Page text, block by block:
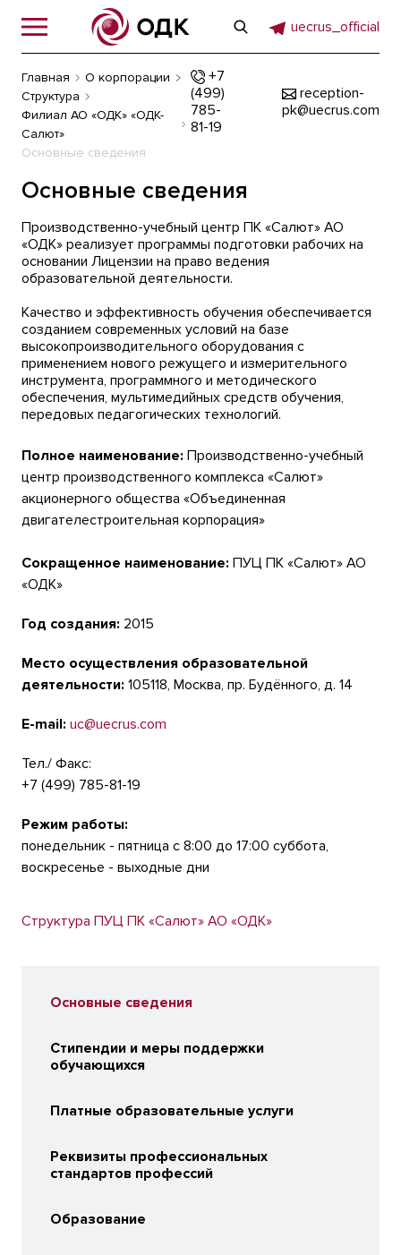
uecrus_official
Главная
О корпорации
Структура
Филиал АО «ОДК» «ОДК-
Салют»
Основные сведения
+7
(499)
785-
81-19
reception-
pk@uecrus.com
Основные сведения
Производственно-учебный центр ПК «Салют» АО
«ОДК» реализует программы подготовки рабочих на
основании Лицензии на право ведения
образовательной деятельности.
Качество и эффективность обучения обеспечивается
созданием современных условий на базе
высокопроизводительного оборудования с
применением нового режущего и измерительного
инструмента, программного и методического
обеспечения, мультимедийных средств обучения,
передовых педагогических технологий.
Полное наименование: Производственно-учебный
центр производственного комплекса «Салют»
акционерного общества «Объединенная
двигателестроительная корпорация»
Сокращенное наименование: ПУЦ ПК «Салют» АО
«ОДК»
Год создания: 2015
Место осуществления образовательной
деятельности: 105118, Москва, пр. Будённого, д. 14
E-mail: uc@uecrus.com
Тел./ Факс:
+7 (499) 785-81-19
Режим работы:
понедельник - пятница с 8:00 до 17:00 суббота,
воскресенье - выходные дни
Структура ПУЦ ПК «Салют» АО «ОДК»
Основные сведения
Стипендии и меры поддержки
обучающихся
Платные образовательные услуги
Реквизиты профессиональных
стандартов профессий
Образование